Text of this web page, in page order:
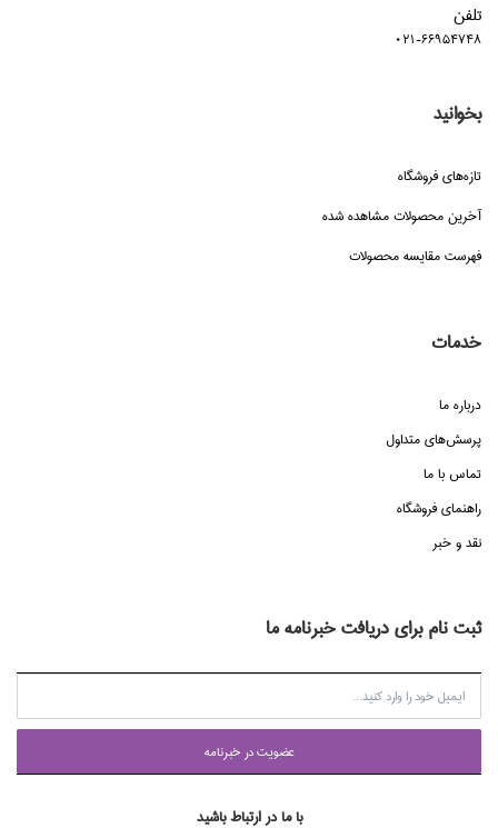
تلفن
021-66954748
بخوانید
تازه‌هاي فروشگاه
آخرین محصولات مشاهده شده
فهرست مقایسه محصولات
خدمات
درباره ما
پرسش‌هاي متداول
تماس با ما
راهنماي فروشگاه
نقد و خبر
ثبت نام برای دریافت خبرنامه ما
عضويت در خبرنامه
با ما در ارتباط باشید